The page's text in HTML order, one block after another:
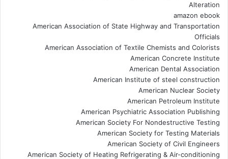
Alteration
amazon ebook
American Association of State Highway and Transportation
Officials
American Association of Textile Chemists and Colorists
American Concrete Institute
American Dental Association
American Institute of steel construction
American Nuclear Society
American Petroleum Institute
American Psychiatric Association Publishing
American Society For Nondestructive Testing
American Society for Testing Materials
American Society of Civil Engineers
American Society of Heating Refrigerating & Air-conditioning